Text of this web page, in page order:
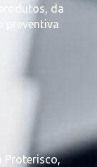
da
preventiva
Proterisco,